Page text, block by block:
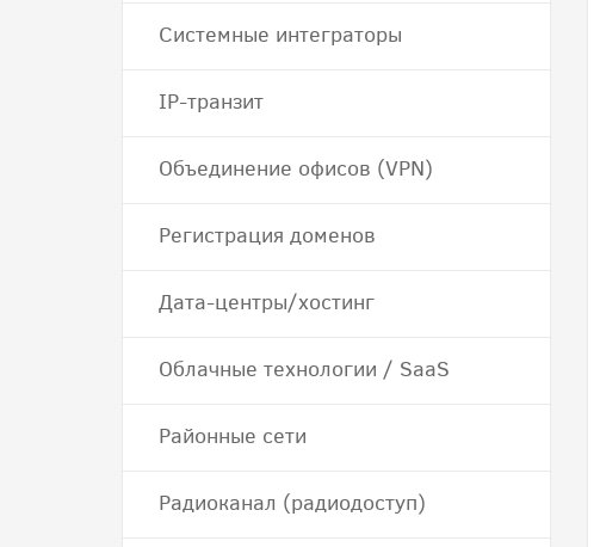
Системные интеграторы
IP-транзит
Объединение офисов (VPN)
Регистрация доменов
Дата-центры/хостинг
Облачные технологии / SaaS
Районные сети
Радиоканал (радиодоступ)